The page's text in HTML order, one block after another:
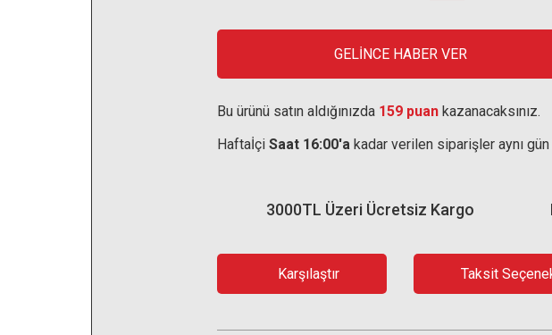
GELİNCE HABER VER
Bu ürünü satın aldığınızda 159 puan kazanacaksınız.
Haftaİçi Saat 16:00'a kadar verilen siparişler aynı
3000TL Üzeri Ücretsiz Kargo
Karşılaştır Taksit